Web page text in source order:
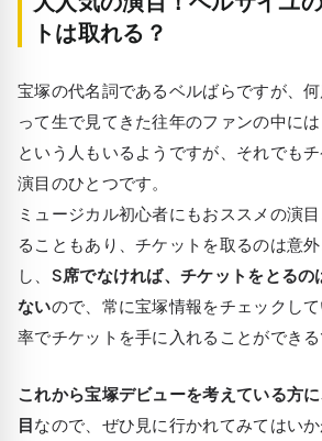
トは取れる？
宝塚の代名詞であるベルばらですが、
って生で見てきた往年のファンの中には
という人もいるようですが、それでも
演目のひとつです。
ミュージカル初心者にもおススメの演
ることもあり、チケットを取るのは意
し、 S席でなければ、チケットをとるの
ないので、常に宝塚情報をチェックし
率でチケットを手に入れることができる
これから宝塚デビューを考えている方
目なので、ぜひ見に行かれてみてはい